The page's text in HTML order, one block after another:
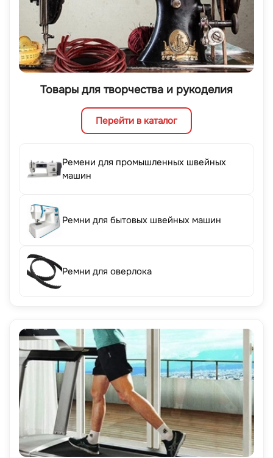
Товары для творчества и рукоделия
Перейти в каталог
Ремени для промышленных швейных
машин
Ремни для бытовых швейных машин
Ремни для оверлока